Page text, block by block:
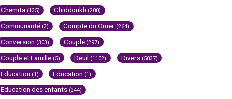
Chemita (135) Chiddoukh (200)
Communauté (3) Compte du Omer (264)
Conversion (303) Couple (297)
Couple et Famille (5) Deuil (1102) Divers (5037)
Education (1) Education (1)
Education des enfants (244)